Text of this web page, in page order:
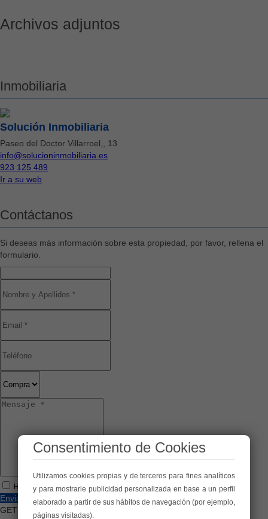
Archivos adjuntos
Inmobiliaria
Solución Inmobiliaria
Paseo del Doctor Villarroel,, 13
info@solucioninmobiliaria.es
923 125 489
Ir a su web
Contáctanos
Si deseas más información sobre esta propiedad, por favor, rellena el
formulario.
He leído y acepto lascondiciones legales y de política de privacidad
Enviar
GET ETIQUETA CALIFICACIÓN ENÉRGETICA
Consentimiento de Cookies
Utilizamos cookies propias y de terceros para fines analíticos
y para mostrarle publicidad personalizada en base a un perfil
elaborado a partir de sus hábitos de navegación (por ejemplo,
páginas visitadas).